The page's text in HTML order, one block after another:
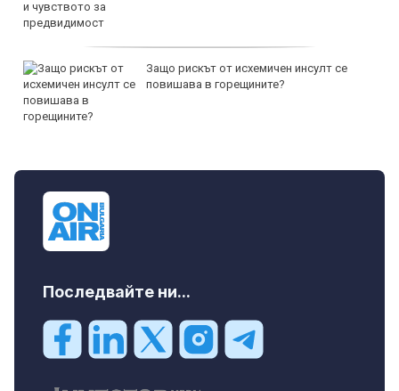
Защо рискът от исхемичен инсулт се
повишава в горещините?
Последвайте ни...